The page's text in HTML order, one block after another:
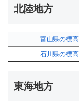
北陸地方
富山県の標高
石川県の標高
東海地方